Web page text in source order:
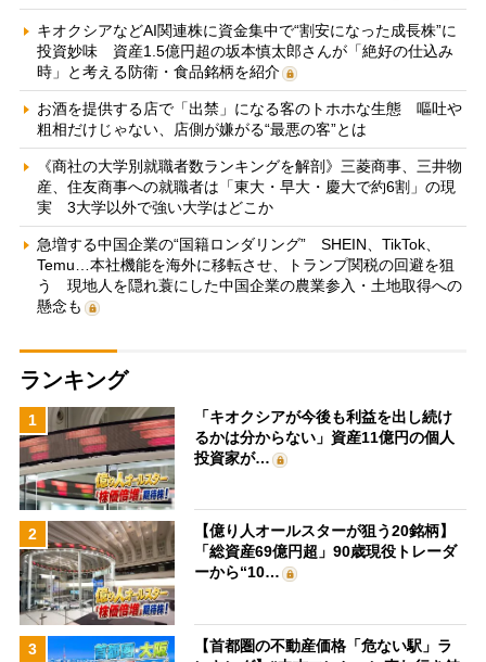
キオクシアなどAI関連株に資金集中で“割安になった成長株”に
投資妙味 資産1.5億円超の坂本慎太郎さんが「絶好の仕込み
時」と考える防衛・食品銘柄を紹介
お酒を提供する店で「出禁」になる客のトホホな生態 嘔吐や
粗相だけじゃない、店側が嫌がる“最悪の客”とは
《商社の大学別就職者数ランキングを解剖》三菱商事、三井物
産、住友商事への就職者は「東大・早大・慶大で約6割」の現
実 3大学以外で強い大学はどこか
急増する中国企業の“国籍ロンダリング” SHEIN、TikTok、
Temu…本社機能を海外に移転させ、トランプ関税の回避を狙
う 現地人を隠れ蓑にした中国企業の農業参入・土地取得への
懸念も
ランキング
1
「キオクシアが今後も利益を出し続け
るかは分からない」資産11億円の個人
投資家が…
2
【億り人オールスターが狙う20銘柄】
「総資産69億円超」90歳現役トレーダ
ーから“10…
3
【首都圏の不動産価格「危ない駅」ラ